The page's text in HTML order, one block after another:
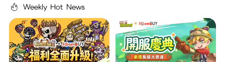
Weekly Hot News